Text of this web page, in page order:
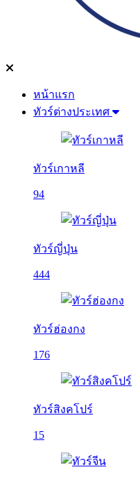
หน้าแรก
ทัวร์ต่างประเทศ
ทัวร์เกาหลี
94
ทัวร์ญี่ปุ่น
444
ทัวร์ฮ่องกง
176
ทัวร์สิงคโปร์
15